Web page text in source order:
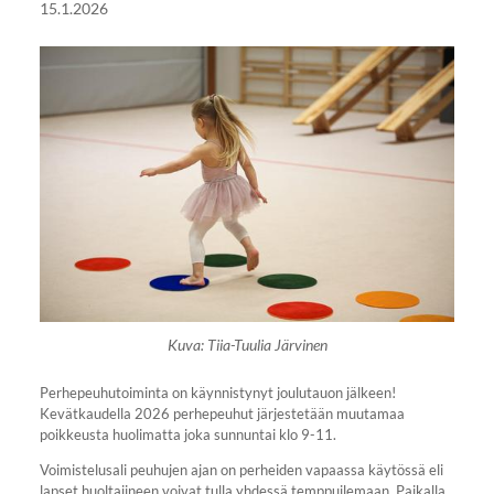
15.1.2026
Kuva: Tiia-Tuulia Järvinen
Perhepeuhutoiminta on käynnistynyt joulutauon jälkeen!
Kevätkaudella 2026 perhepeuhut järjestetään muutamaa
poikkeusta huolimatta joka sunnuntai klo 9-11.
Voimistelusali peuhujen ajan on perheiden vapaassa käytössä eli
lapset huoltajineen voivat tulla yhdessä temppuilemaan. Paikalla